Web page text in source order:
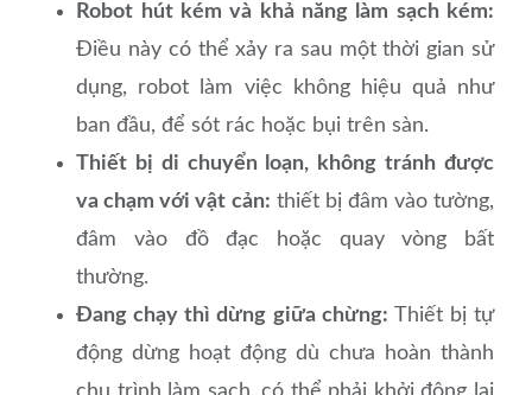
Robot hút kém và khả năng làm sạch kém:
Điều này có thể xảy ra sau một thời gian sử
dụng, robot làm việc không hiệu quả như
ban đầu, để sót rác hoặc bụi trên sàn.
Thiết bị di chuyển loạn, không tránh được
va chạm với vật cản: thiết bị đâm vào tường,
đâm vào đồ đạc hoặc quay vòng bất
thường.
Đang chạy thì dừng giữa chừng: Thiết bị tự
động dừng hoạt động dù chưa hoàn thành